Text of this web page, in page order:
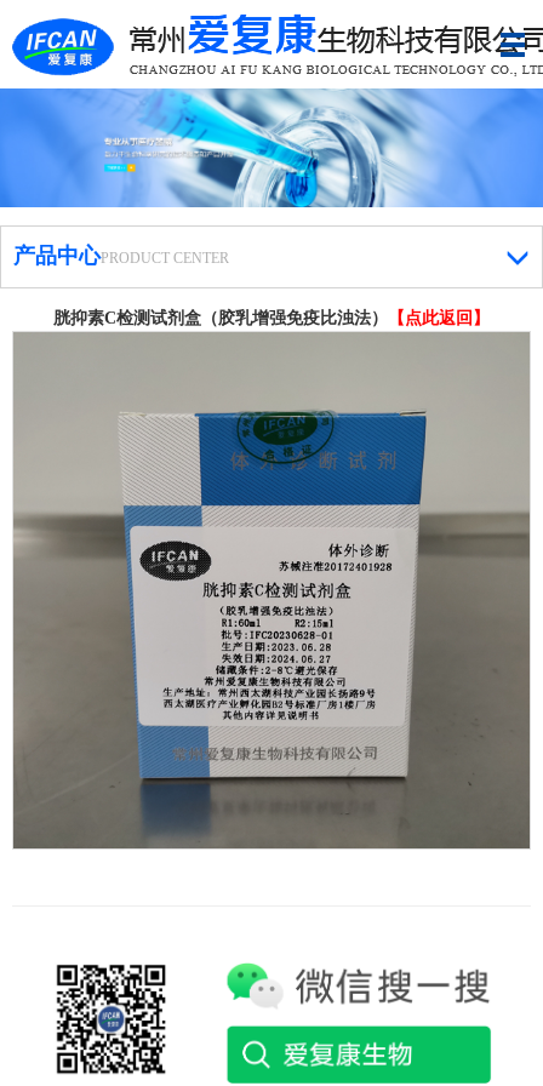
产品中心PRODUCT CENTER
胱抑素C检测试剂盒（胶乳增强免疫比浊法） 【点此返回】